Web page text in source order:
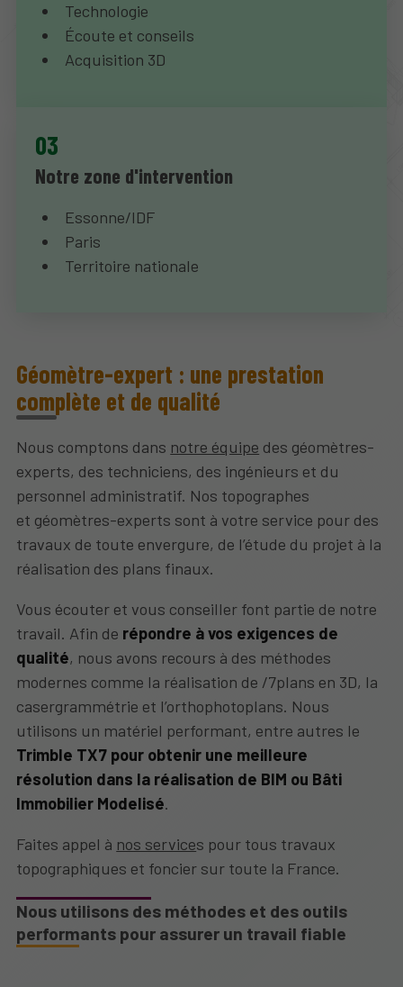
Technologie
Écoute et conseils
Acquisition 3D
Notre zone d'intervention
Essonne/IDF
Paris
Territoire nationale
Géomètre-expert : une prestation
complète et de qualité
Nous comptons dans notre équipe des géomètres-
experts, des techniciens, des ingénieurs et du
personnel administratif. Nos topographes
et géomètres-experts sont à votre service pour des
travaux de toute envergure, de l’étude du projet à la
réalisation des plans finaux.
Vous écouter et vous conseiller font partie de notre
travail. Afin de répondre à vos exigences de
qualité, nous avons recours à des méthodes
modernes comme la réalisation de /7plans en 3D, la
casergrammétrie et l’orthophotoplans. Nous
utilisons un matériel performant, entre autres le
Trimble TX7 pour obtenir une meilleure
résolution dans la réalisation de BIM ou Bâti
Immobilier Modelisé.
Faites appel à nos services pour tous travaux
topographiques et foncier sur toute la France.
Nous utilisons des méthodes et des outils
performants pour assurer un travail fiable